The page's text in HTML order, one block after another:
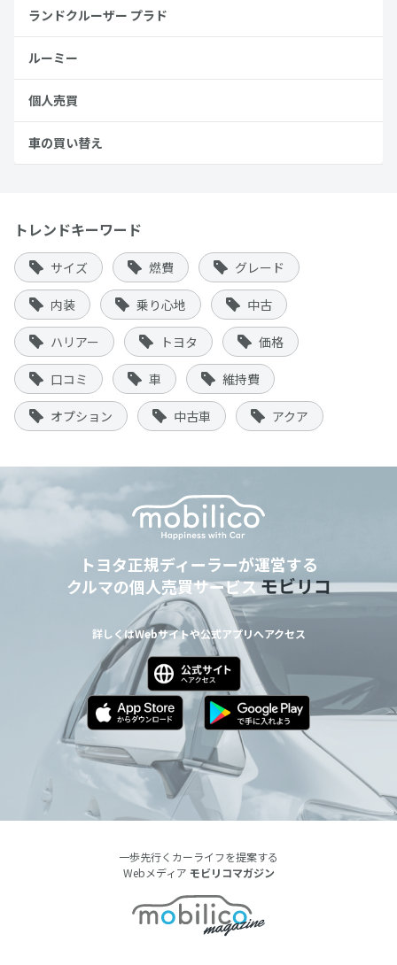
ランドクルーザー プラド
ルーミー
個人売買
車の買い替え
トレンドキーワード
サイズ 燃費 グレード
内装 乗り心地 中古
ハリアー トヨタ 価格
口コミ 車 維持費
オプション 中古車 アクア
トヨタ正規ディーラーが運営する
クルマの個人売買サービスモビリコ
詳しくはWebサイトや公式アプリへアクセス
一歩先行くカーライフを提案する
Webメディア モビリコマガジン